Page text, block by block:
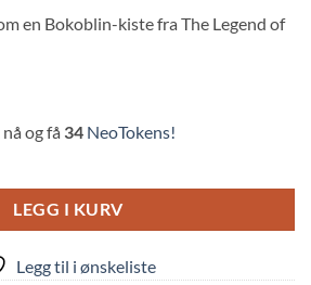
en Bokoblin-kiste fra The Legend of
og få 34 NeoTokens!
LEGG I KURV
Legg til i ønskeliste